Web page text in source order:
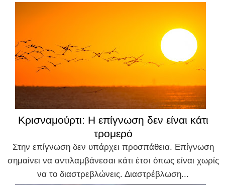
Κρισναμούρτι: Η επίγνωση δεν είναι κάτι
τρομερό
Στην επίγνωση δεν υπάρχει προσπάθεια. Επίγνωση
σημαίνει να αντιλαμβάνεσαι κάτι έτσι όπως είναι χωρίς
να το διαστρεβλώνεις. Διαστρέβλωση...